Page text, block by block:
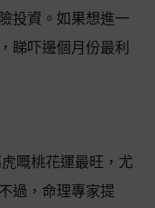
投資。如果想進一
睇吓邊個月份最利
嘅桃花運最旺，尤
過，命理專家提